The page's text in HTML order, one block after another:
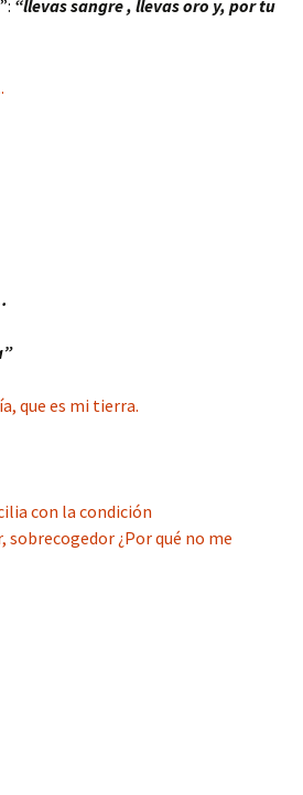
“llevas sangre , llevas oro y, por tu
que es mi tierra.
con la condición
sobrecogedor ¿Por qué no me